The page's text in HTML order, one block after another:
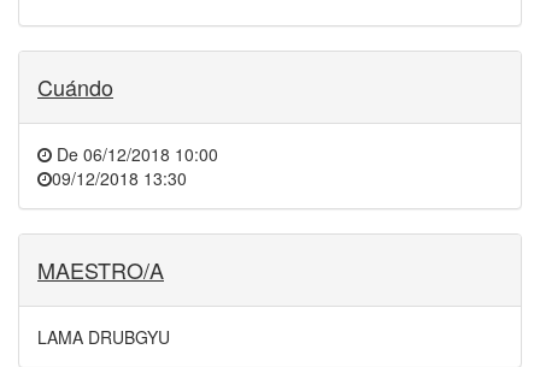
Cuándo
De 06/12/2018 10:00
09/12/2018 13:30
MAESTRO/A
LAMA DRUBGYU